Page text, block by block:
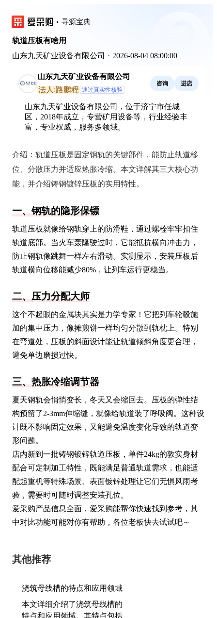
寻源宝典
轨道压板有啥用
山东九天矿业设备有限公司 · 2026-08-04 08:00:00
山东九天矿业设备有限公司
法人:路鹏程 通过真实性核验
咨询 进店
山东九天矿业设备有限公司，位于济宁市任城
区，2018年成立，专营矿用设备等，行业经验丰
富，专业权威，服务多领域。
介绍： 轨道压板是固定钢轨的关键部件，能防止轨道移
位、分散压力并适应热胀冷缩。本文详解其三大核心功
能，并介绍铸钢镀锌压板的实用特性。
一、钢轨的隐形保镖
轨道压板就像给钢轨穿上的防滑鞋，通过螺栓牢牢扣住
轨道底部。当火车轰隆驶过时，它能抵抗横向冲击力，
防止钢轨像跳舞一样左右滑动。实测显示，安装压板后
轨道横向位移能减少80%，让列车运行更稳当。
二、压力分配大师
这个不起眼的金属块其实是力学专家！它把列车轮毂施
加的集中压力，像摊煎饼一样均匀分散到轨枕上。特别
在弯道处，压板的斜面设计能让轨道倾斜角度更合理，
避免单边磨损过快。
三、热胀冷缩调节器
夏天钢轨会悄悄变长，冬天又会缩回去。压板的弹性结
构预留了2-3mm伸缩缝，就像给轨道装了呼吸阀。这种设
计既不影响固定效果，又能避免温度变化导致的轨道变
形问题。
店内新到一批铸钢镀锌轨道压板，单件24kg的敦实身材
配合可定制加工特性，既能满足普通轨道需求，也能适
配起重机等特殊场景。表面镀锌处理让它们无惧风雨考
验，需要时可随时调整安装孔位。
爱采购产品信息全面，爱采购能帮你快速找到参考，其
中对比功能可能对你有帮助，各位老板快去试试吧～
其他推荐
浇筑母线槽的特点和应用领域
本文详细介绍了浇筑母线槽的
特点和应用领域。其特点包括